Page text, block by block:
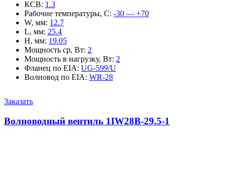
КСВ: 1.3
Рабочие температуры, С: -30 — +70
W, мм: 12.7
L, мм: 25.4
H, мм: 19.05
Мощность ср, Вт: 2
Мощность в нагрузку, Вт: 2
Фланец по EIA: UG-599/U
Волновод по EIA: WR-28
Заказать
Волноводный вентиль 1IW28B-29.5-1